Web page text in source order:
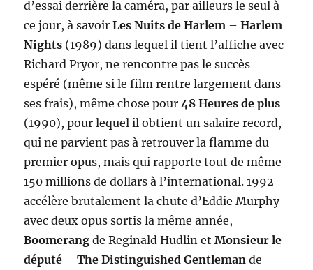
d’essai derrière la caméra, par ailleurs le seul à
ce jour, à savoirLes Nuits de Harlem – Harlem
Nights (1989) dans lequel il tient l’affiche avec
Richard Pryor, ne rencontre pas le succès
espéré (même si le film rentre largement dans
ses frais), même chose pour48 Heures de plus
(1990), pour lequel il obtient un salaire record,
qui ne parvient pas à retrouver la flamme du
premier opus, mais qui rapporte tout de même
150 millions de dollars à l’international. 1992
accélère brutalement la chute d’Eddie Murphy
avec deux opus sortis la même année,
Boomerang de Reginald Hudlin etMonsieur le
député –The Distinguished Gentleman de